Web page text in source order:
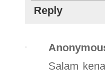
Reply
Salam